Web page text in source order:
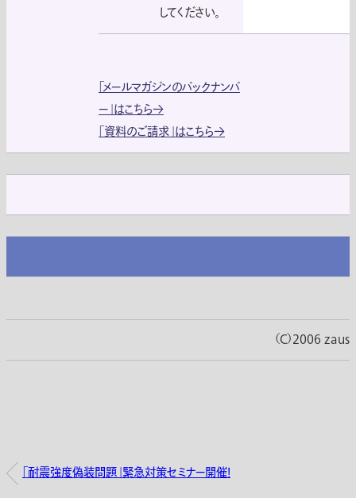
してください。
「メールマガジンのバックナンバ
ー」はこちら→
「資料のご請求」はこちら→
（C）2006 zaus
「耐震強度偽装問題」緊急対策セミナー開催！